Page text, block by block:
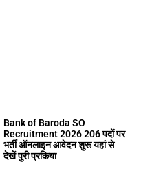
Bank of Baroda SO
Recruitment 2026 206 पदों पर
भर्ती ऑनलाइन आवेदन शुरू यहां से
देखें पुरी प्रकिया